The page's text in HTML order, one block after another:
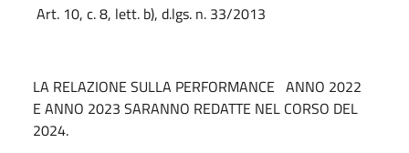
Art. 10, c. 8, lett. b), d.lgs. n. 33/2013
LA RELAZIONE SULLA PERFORMANCE ANNO 2022
E ANNO 2023 SARANNO REDATTE NEL CORSO DEL
2024.